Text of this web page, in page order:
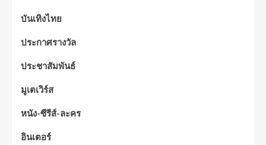
บันเทิงไทย
ประกาศรางวัล
ประชาสัมพันธ์
มูเตเวิร์ส
หนัง-ซีรีส์-ละคร
อินเตอร์